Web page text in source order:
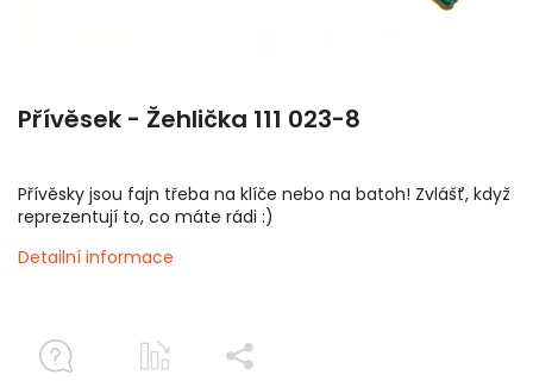
Přívěsek - Žehlička 111 023-8
Přívěsky jsou fajn třeba na klíče nebo na batoh! Zvlášť, když
reprezentují to, co máte rádi :)
Detailní informace